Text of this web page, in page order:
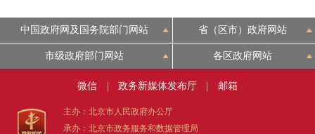
中国政府网及国务院部门网站 省（区市）政府网站
市级政府部门网站 各区政府网站
微信 政务新媒体发布厅 邮箱
主办：北京市人民政府办公厅
承办：北京市政务服务和数据管理局